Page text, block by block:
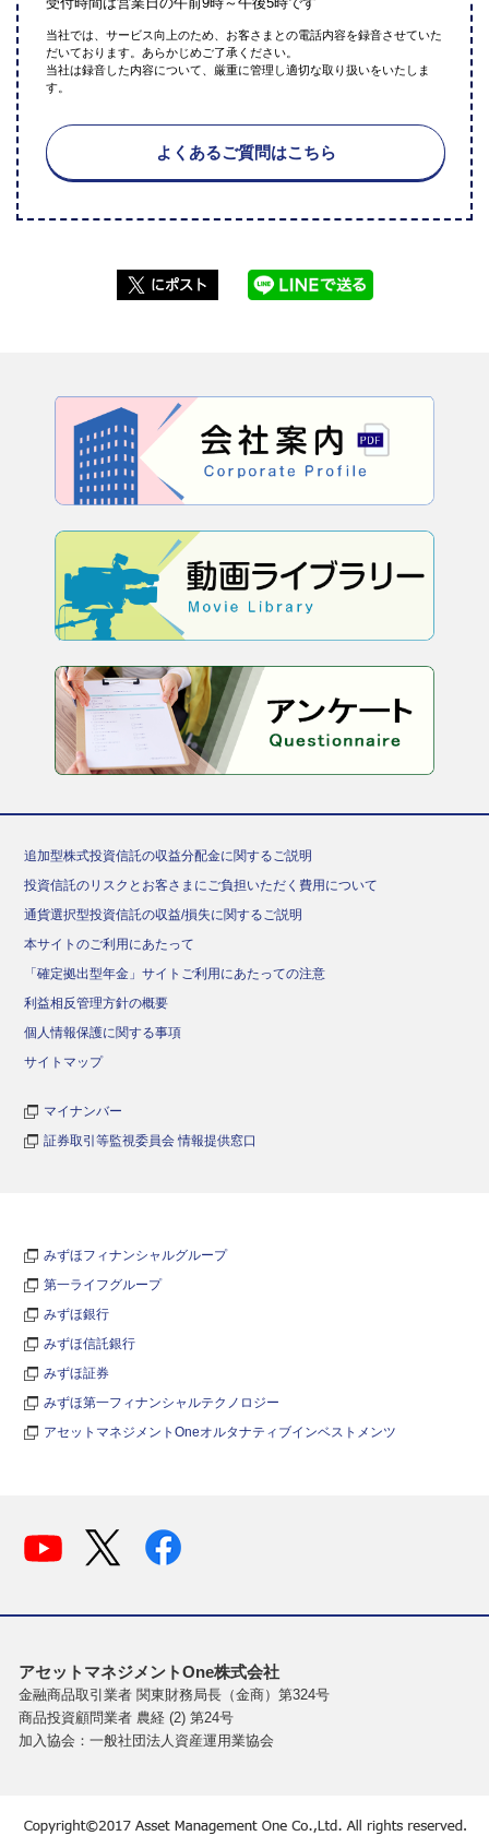
当社では、サービス向上のため、お客さまとの電話内容を録音させていた
だいております。あらかじめご了承ください。
当社は録音した内容について、厳重に管理し適切な取り扱いをいたしま
す。
よくあるご質問はこちら
追加型株式投資信託の収益分配金に関するご説明
投資信託のリスクとお客さまにご負担いただく費用について
通貨選択型投資信託の収益/損失に関するご説明
本サイトのご利用にあたって
「確定拠出型年金」サイトご利用にあたっての注意
利益相反管理方針の概要
個人情報保護に関する事項
サイトマップ
マイナンバー
証券取引等監視委員会 情報提供窓口
みずほフィナンシャルグループ
第一ライフグループ
みずほ銀行
みずほ信託銀行
みずほ証券
みずほ第一フィナンシャルテクノロジー
アセットマネジメントOneオルタナティブインベストメンツ
アセットマネジメントOne株式会社
金融商品取引業者 関東財務局長（金商）第324号
商品投資顧問業者 農経 (2) 第24号
加入協会：一般社団法人資産運用業協会